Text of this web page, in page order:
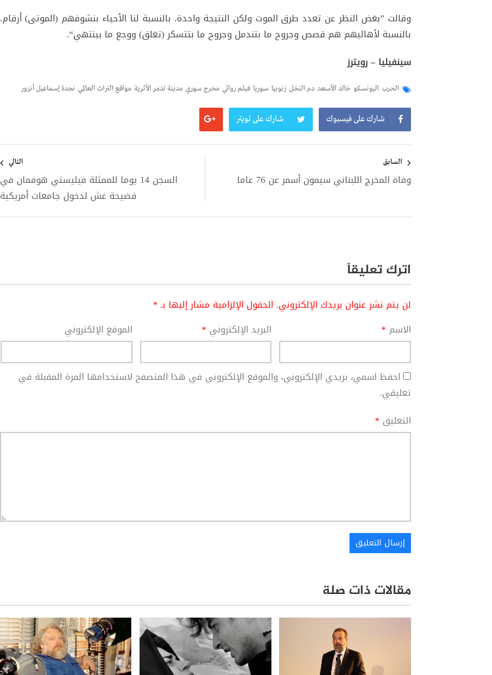
وقالت ”بغض النظر عن تعدد طرق الموت ولكن النتيجة واحدة. بالنسبة لنا الأحياء بنشوفهم (الموتى) أرقام.
بالنسبة لأهاليهم هم قصص وجروح ما بتندمل وجروح ما بتتسكر (تغلق) ووجع ما بينتهي“.
سينفيليا – رويترز
الحرب اليونسكو خالد الأسعد دم النخل زنوبيا سوريا فيلم روائي مخرج سوري مدينة تدمر الأثرية مواقع التراث العالمي نجدة إسماعيل أنزور
شارك على فيسبوك شارك على تويتر
المقالات
السابق
وفاة المخرج اللبناني سيمون أسمر عن 76 عاما
التالي
السجن 14 يوما للممثلة فيليستي هوفمان في
فضيحة غش لدخول جامعات أمريكية
اترك تعليقاً
لن يتم نشر عنوان بريدك الإلكتروني. الحقول الإلزامية مشار إليها بـ*
الاسم * البريد الإلكتروني * الموقع الإلكتروني
احفظ اسمي، بريدي الإلكتروني، والموقع الإلكتروني في هذا المتصفح لاستخدامها المرة المقبلة في
تعليقي.
التعليق *
مقالات ذات صلة